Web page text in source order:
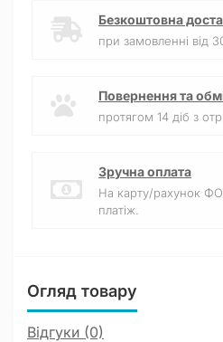
Безкоштовна
при замовленні від
Повернення та
протягом 14 діб з
Зручна оплата
На карту/рахунок
платіж.
Огляд товару
Відгуки (0)